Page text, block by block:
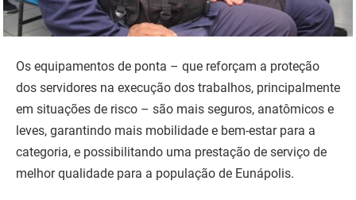
Os equipamentos de ponta – que reforçam a proteção
dos servidores na execução dos trabalhos, principalmente
em situações de risco – são mais seguros, anatômicos e
leves, garantindo mais mobilidade e bem-estar para a
categoria, e possibilitando uma prestação de serviço de
melhor qualidade para a população de Eunápolis.